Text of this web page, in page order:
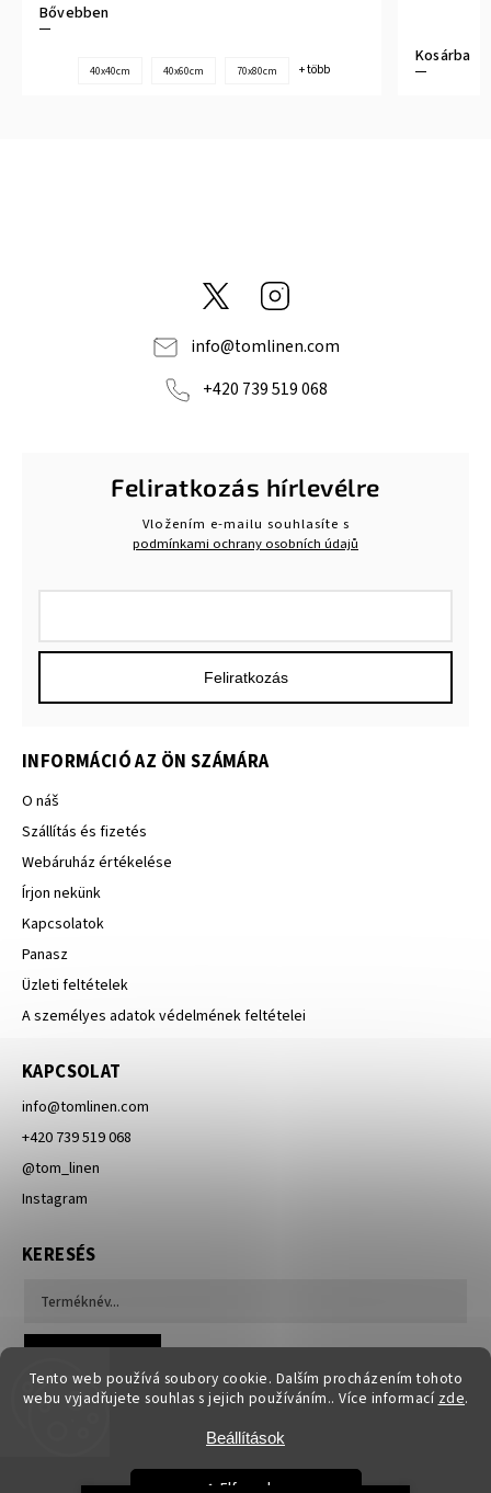
Tento web používá soubory cookie. Dalším procházením tohoto
webu vyjadřujete souhlas s jejich používáním.. Více informací zde.
Beállítások
Elfogadom
Bővebben
40x40cm 40x60cm 70x80cm + több
Kosárba
@tom_linen
info@tomlinen.com
+420 739 519 068
INFORMÁCIÓ AZ ÖN SZÁMÁRA
O náš
Szállítás és fizetés
Webáruház értékelése
Írjon nekünk
Kapcsolatok
Panasz
Üzleti feltételek
A személyes adatok védelmének feltételei
Feliratkozás hírlevélre
Vložením e-mailu souhlasíte s
podmínkami ochrany osobních údajů
Feliratkozás
KAPCSOLAT
info@tomlinen.com
+420 739 519 068
@tom_linen
Instagram
KERESÉS